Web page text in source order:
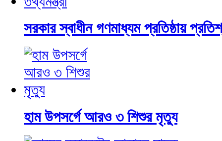
সরকার স্বাধীন গণমাধ্যম প্রতিষ্ঠায়
হাম উপসর্গে আরও ৩ শিশুর মৃত্যু